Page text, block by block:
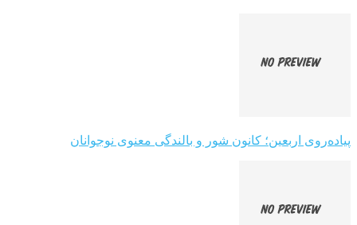
پیاده‌روی اربعین؛ کانون شور و بالندگی معنوی نوجوانان